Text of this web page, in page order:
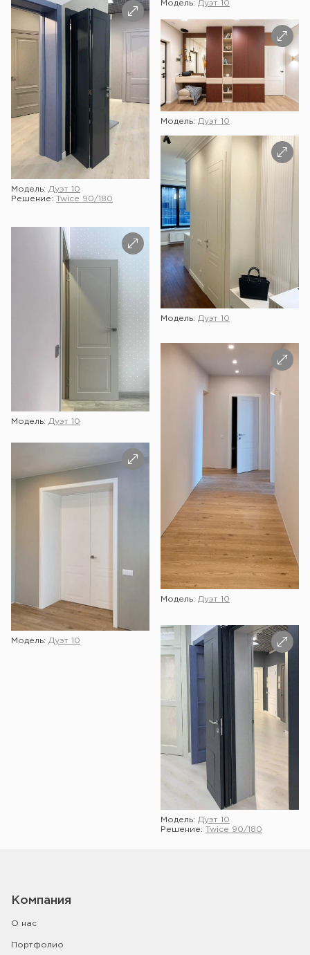
Модель: Дуэт 10
Модель: Дуэт 10
Решение: Twice 90/180
Модель: Дуэт 10
Модель: Дуэт 10
Модель: Дуэт 10
Модель: Дуэт 10
Модель: Дуэт 10
Модель: Дуэт 10
Решение: Twice 90/180
Компания
О нас
Портфолио